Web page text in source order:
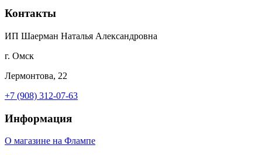
Контакты
ИП Шаерман Наталья Александровна
г. Омск
Лермонтова, 22
+7 (908) 312-07-63
Информация
О магазине на Флампе